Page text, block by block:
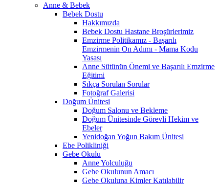
Anne & Bebek
Bebek Dostu
Hakkımızda
Bebek Dostu Hastane Broşürlerimiz
Emzirme Politikamız - Başarılı
Emzirmenin On Adımı - Mama Kodu
Yasası
Anne Sütünün Önemi ve Başarılı Emzirme
Eğitimi
Sıkça Sorulan Sorular
Fotoğraf Galerisi
Doğum Ünitesi
Doğum Salonu ve Bekleme
Doğum Ünitesinde Görevli Hekim ve
Ebeler
Yenidoğan Yoğun Bakım Ünitesi
Ebe Polikliniği
Gebe Okulu
Anne Yolculuğu
Gebe Okulunun Amacı
Gebe Okuluna Kimler Katılabilir